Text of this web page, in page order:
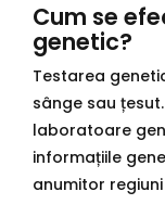
Cum se
genetic?
Testarea
sânge sau
laboratoare
informațiile
anumitor